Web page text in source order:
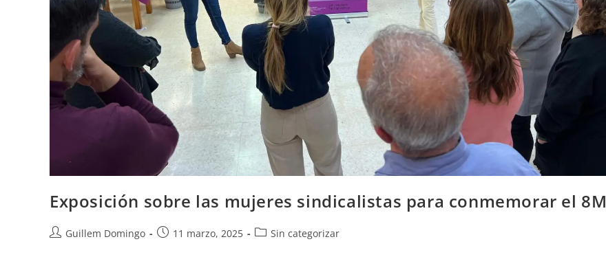
Exposición sobre las mujeres sindicalistas para conmemorar el 8M
Guillem Domingo 11 marzo, 2025 Sin categorizar